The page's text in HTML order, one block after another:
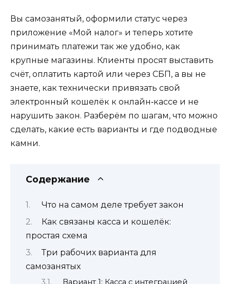
Вы самозанятый, оформили статус через
приложение «Мой налог» и теперь хотите
принимать платежи так же удобно, как
крупные магазины. Клиенты просят выставить
счёт, оплатить картой или через СБП, а вы не
знаете, как технически привязать свой
электронный кошелёк к онлайн‑кассе и не
нарушить закон. Разберём по шагам, что можно
сделать, какие есть варианты и где подводные
камни.
Содержание
Что на самом деле требует закон
Как связаны касса и кошелёк:
простая схема
Три рабочих варианта для
самозанятых
Вариант 1: Касса с интеграцией